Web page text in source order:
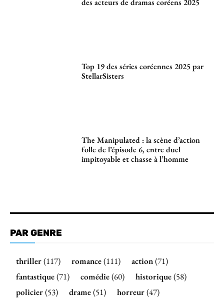
Top 19 des séries coréennes 2025 par
StellarSisters
The Manipulated : la scène d’action
folle de l’épisode 6, entre duel
impitoyable et chasse à l’homme
PAR GENRE
thriller(117) romance(111) action(71)
fantastique(71) comédie(60) historique(58)
policier(53) drame(51) horreur(47)